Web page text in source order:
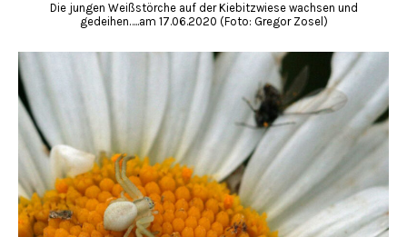
Die jungen Weißstörche auf der Kiebitzwiese wachsen und
gedeihen…..am 17.06.2020 (Foto: Gregor Zosel)